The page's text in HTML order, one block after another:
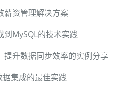
薪资管理解决方案
到MySQL的技术实践
提升数据同步效率的实例分享
据集成的最佳实践